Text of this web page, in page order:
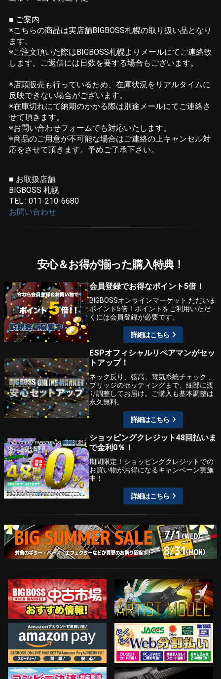
■ ご案内
※こちらの商品は実店舗BIGBOSS札幌の取り扱い品となり
ます。
※ご注文頂いた際はBIGBOSS札幌よりメールにてご連絡致
します。ご返信には日数を要する場合もございます。
※店頭販売も行っているため、在庫状況をリアルタイムに
反映できない場合がございます。
※在庫切れにて納期のかかる際は別途メールにてご連絡さ
せて頂きます。
※お問い合わせフォームでも対応いたします。
※商品のご用意が不可能な場合はご連絡の上キャンセル対
応をさせて頂きます。予めご了承下さい。
■ お取扱店舗
BIGBOSS 札幌
TEL : 011-210-6680
お問い合わせ
安心＆お得が揃った購入特典！
会員登録でお得なポイント5倍！
BIGBOSSオンラインマーケット ただいま
ポイント5倍！ポイントをご利用いただ
くには会員登録が必要です。
詳細はこちら
ESPオフィシャルリペアマンがセッ
トアップ！
ネック反り、弦高、電気系統チェック 、
ブリッジのセッティングまで、細部に渡
り調整してお届け。ご購入も基本調整は
永久無料。
詳細はこちら
ショッピングクレジット48回払いま
で金利0％！
期間限定！ショッピングクレジットでの
お買い物がお得になるキャンペーン実施
中！
詳細はこちら